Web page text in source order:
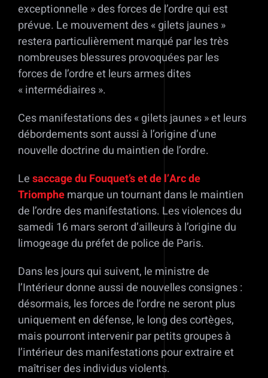
exceptionnelle » des forces de l’ordre qui est
prévue. Le mouvement des « gilets jaunes »
restera particulièrement marqué par les très
nombreuses blessures provoquées par les
forces de l’ordre et leurs armes dites
« intermédiaires ».
Ces manifestations des « gilets jaunes » et leurs
débordements sont aussi à l’origine d’une
nouvelle doctrine du maintien de l’ordre.
Lesaccage du Fouquet’s et de l’Arc de
Triomphemarque un tournant dans le maintien
de l’ordre des manifestations. Les violences du
samedi 16 mars seront d’ailleurs à l’origine du
limogeage du préfet de police de Paris.
Dans les jours qui suivent, le ministre de
l’Intérieur donne aussi de nouvelles consignes :
désormais, les forces de l’ordre ne seront plus
uniquement en défense, le long des cortèges,
mais pourront intervenir par petits groupes à
l’intérieur des manifestations pour extraire et
maîtriser des individus violents.